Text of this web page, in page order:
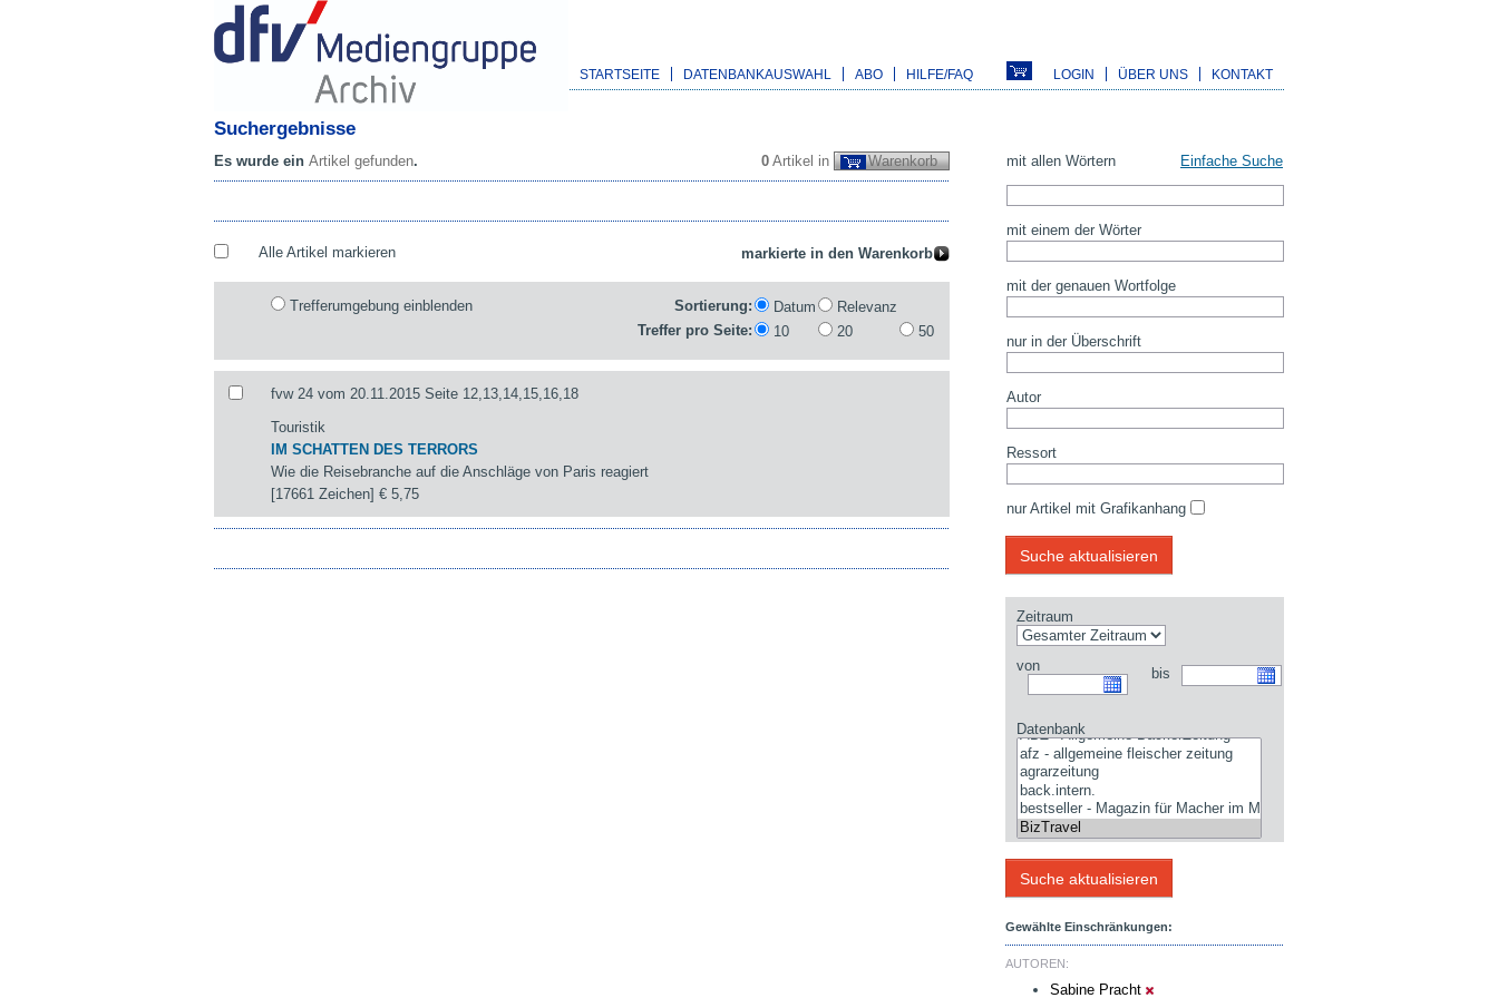
STARTSEITE DATENBANKAUSWAHL ABO HILFE/FAQ LOGIN ÜBER UNS KONTAKT
Suchergebnisse
0 Artikel in Warenkorb
Es wurde ein Artikel gefunden.
Alle Artikel markieren
Trefferumgebung einblenden Sortierung: Datum
Relevanz
Treffer pro Seite:
10 20 50
fvw 24 vom 20.11.2015 Seite 12,13,14,15,16,18
Touristik
IM SCHATTEN DES TERRORS
Wie die Reisebranche auf die Anschläge von Paris reagiert
[17661 Zeichen]€ 5,75
mit allen Wörtern Einfache Suche
mit einem der Wörter
mit der genauen Wortfolge
nur in der Überschrift
Autor
Ressort
nur Artikel mit Grafikanhang
Zeitraum
von bis
Datenbank
Gewählte Einschränkungen:
AUTOREN:
Sabine Pracht